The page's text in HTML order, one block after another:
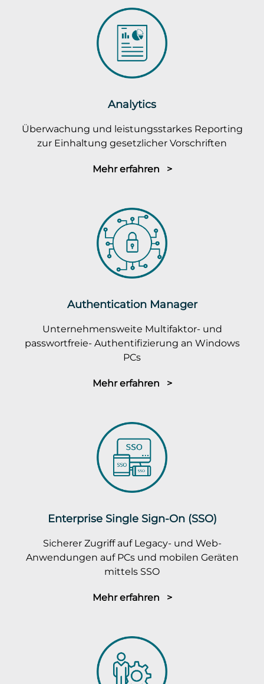
Analytics
Überwachung und leistungsstarkes Reporting
zur Einhaltung gesetzlicher Vorschriften
Mehr erfahren >
Authentication Manager
Unternehmensweite Multifaktor- und
passwortfreie- Authentifizierung an Windows
PCs
Mehr erfahren >
Enterprise Single Sign-On (SSO)
Sicherer Zugriff auf Legacy- und Web-
Anwendungen auf PCs und mobilen Geräten
mittels SSO
Mehr erfahren >